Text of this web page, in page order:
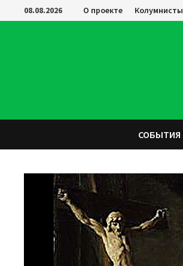
Перейти
к
08.08.2026 О проекте Колумнисты
СОБЫТИЯ